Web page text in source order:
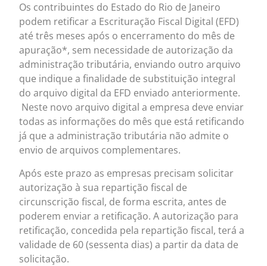
Os contribuintes do Estado do Rio de Janeiro
podem retificar a Escrituração Fiscal Digital (EFD)
até três meses após o encerramento do mês de
apuração*, sem necessidade de autorização da
administração tributária, enviando outro arquivo
que indique a finalidade de substituição integral
do arquivo digital da EFD enviado anteriormente.
Neste novo arquivo digital a empresa deve enviar
todas as informações do mês que está retificando
já que a administração tributária não admite o
envio de arquivos complementares.
Após este prazo as empresas precisam solicitar
autorização à sua repartição fiscal de
circunscrição fiscal, de forma escrita, antes de
poderem enviar a retificação. A autorização para
retificação, concedida pela repartição fiscal, terá a
validade de 60 (sessenta dias) a partir da data de
solicitação.